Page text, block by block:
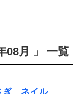
08月 」 一覧